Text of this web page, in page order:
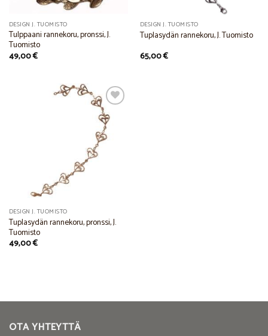
DESIGN J. TUOMISTO
Tulppaani rannekoru, pronssi, J.
Tuomisto
49,00€
DESIGN J. TUOMISTO
Tuplasydän rannekoru, J. Tuomisto
65,00€
Add to
Wishlist
DESIGN J. TUOMISTO
Tuplasydän rannekoru, pronssi, J.
Tuomisto
49,00€
OTA YHTEYTTÄ